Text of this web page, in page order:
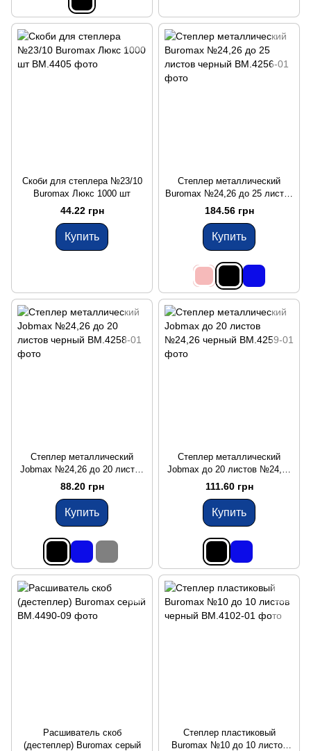
Скоби для степлера №23/10
Buromax Люкс 1000 шт
44.22 грн
Купить
Степлер металлический
Buromax №24,26 до 25 листов
черный
184.56 грн
Купить
Степлер металлический
Jobmax №24,26 до 20 листов
черный
88.20 грн
Купить
Степлер металлический
Jobmax до 20 листов №24,26
черный
111.60 грн
Купить
Расшиватель скоб
(дестеплер) Buromax серый
Степлер пластиковый
Buromax №10 до 10 листов